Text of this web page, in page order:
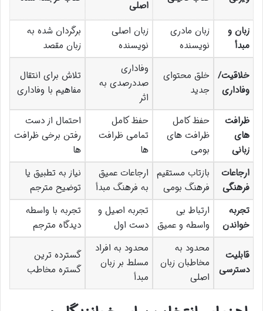
اصلی
زبان و
مبدأ
زبان مادری
نویسنده
زبان اصلی
نویسنده
برگردان شده به
زبان مقصد
خلاقیت/
وفاداری
خلق محتوای
جدید
وفاداری
صددرصدی به
اثر
تلاش برای انتقال
مفاهیم با وفاداری
ظرافت
های
زبانی
حفظ کامل
ظرافت های
بومی
حفظ کامل
تمامی ظرافت
ها
احتمال از دست
رفتن برخی ظرافت
ها
ارجاعات
فرهنگی
بازتاب مستقیم
فرهنگ بومی
ارجاعات عمیق
به فرهنگ مبدأ
نیاز به تطبیق یا
توضیح مترجم
تجربه
خواندن
ارتباط بی
واسطه و عمیق
تجربه اصیل و
دست اول
تجربه با واسطه
دیدگاه مترجم
قابلیت
دسترسی
محدود به
مخاطبان زبان
اصلی
محدود به افراد
مسلط بر زبان
مبدأ
گسترده ترین
گستره مخاطب